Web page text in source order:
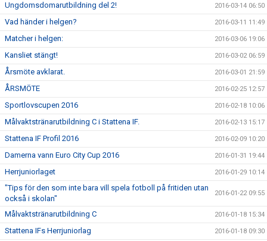
Ungdomsdomarutbildning del 2! 2016-03-14 06:50
Vad händer i helgen? 2016-03-11 11:49
Matcher i helgen: 2016-03-06 19:06
Kansliet stängt! 2016-03-02 06:59
Årsmöte avklarat. 2016-03-01 21:59
ÅRSMÖTE 2016-02-25 12:57
Sportlovscupen 2016 2016-02-18 10:06
Målvaktstränarutbildning C i Stattena IF. 2016-02-13 15:17
Stattena IF Profil 2016 2016-02-09 10:20
Damerna vann Euro City Cup 2016 2016-01-31 19:44
Herrjuniorlaget 2016-01-29 10:14
"Tips för den som inte bara vill spela fotboll på fritiden utan
också i skolan"
2016-01-22 09:55
Målvaktstränarutbildning C 2016-01-18 15:34
Stattena IFs Herrjuniorlag 2016-01-18 09:30